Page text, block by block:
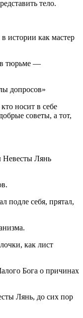
тело.
истории как мастер
в тюрьме —
допросов»
носит в себе
советы, а тот,
Невесты Лянь
подле себя, прятал,
как лист
Бога о причинах
Лянь, до сих пор